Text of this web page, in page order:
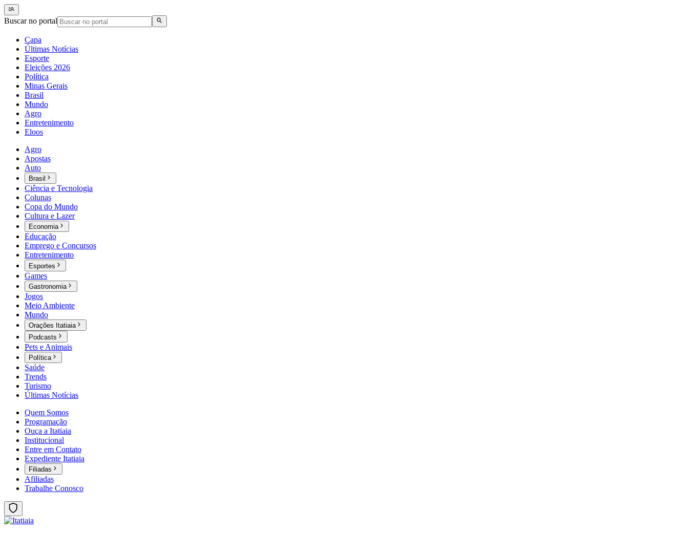
Buscar no portal
Capa
Últimas Notícias
Esporte
Eleições 2026
Política
Minas Gerais
Brasil
Mundo
Agro
Entretenimento
Eloos
Agro
Apostas
Auto
Brasil
Ciência e Tecnologia
Colunas
Copa do Mundo
Cultura e Lazer
Economia
Educação
Emprego e Concursos
Entretenimento
Esportes
Games
Gastronomia
Jogos
Meio Ambiente
Mundo
Orações Itatiaia
Podcasts
Pets e Animais
Política
Saúde
Trends
Turismo
Últimas Notícias
Quem Somos
Programação
Ouça a Itatiaia
Institucional
Entre em Contato
Expediente Itatiaia
Filiadas
Afiliadas
Trabalhe Conosco